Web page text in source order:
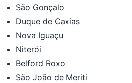
São Gonçalo
Duque de Caxias
Nova Iguaçu
Niterói
Belford Roxo
São João de Meriti